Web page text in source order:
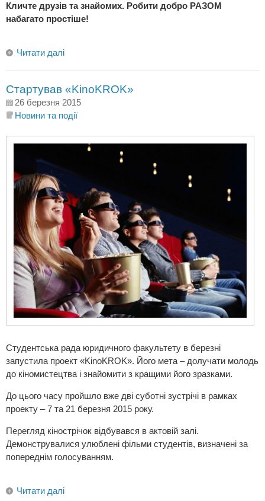
Кличте друзів та знайомих. Робити добро РАЗОМ
набагато простіше!
Читати далі
Стартував «KinoKROK»
26 березня 2015
Новини та події
Студентська рада юридичного факультету в березні
запустила проект «KinoKROK». Його мета – долучати молодь
до кіномистецтва і знайомити з кращими його зразками.
До цього часу пройшло вже дві суботні зустрічі в рамках
проекту – 7 та 21 березня 2015 року.
Перегляд кінострічок відбувався в актовій залі.
Демонструвалися улюблені фільми студентів, визначені за
попереднім голосуванням.
Читати далі